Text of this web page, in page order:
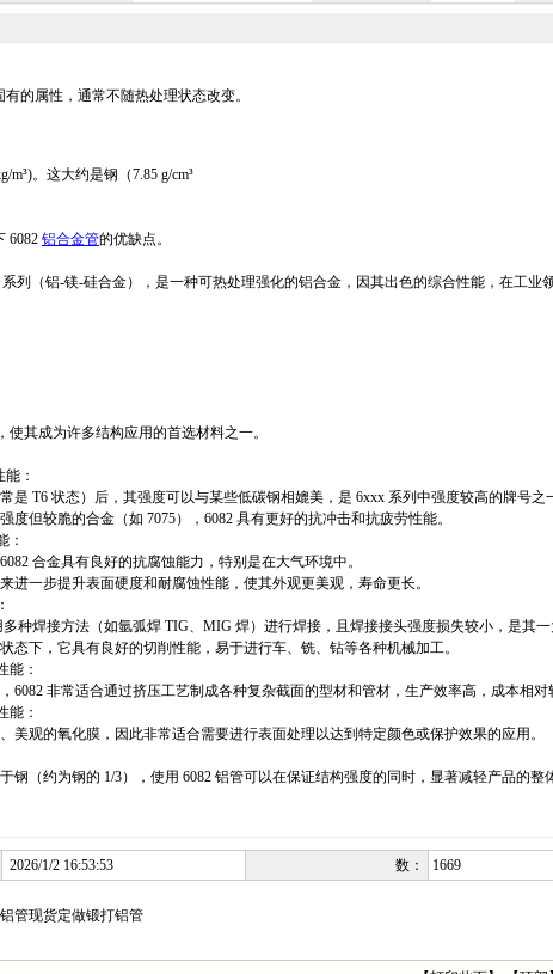
的属性，通常不随热处理状态改变。
m³)。这大约是钢（7.85 g/cm³
6082 铝合金管的优缺点。
列（铝-镁-硅合金），是一种可热处理强化的铝合金，因其出色的综合性能，在工业
使其成为许多结构应用的首选材料之一。
：
是 T6 状态）后，其强度可以与某些低碳钢相媲美，是 6xxx 系列中强度较高的牌号之
度但较脆的合金（如 7075），6082 具有更好的抗冲击和抗疲劳性能。
：
合金具有良好的抗腐蚀能力，特别是在大气环境中。
进一步提升表面硬度和耐腐蚀性能，使其外观更美观，寿命更长。
种焊接方法（如氩弧焊 TIG、MIG 焊）进行焊接，且焊接接头强度损失较小，是其一
态下，它具有良好的切削性能，易于进行车、铣、钻等各种机械加工。
能：
6082 非常适合通过挤压工艺制成各种复杂截面的型材和管材，生产效率高，成本相对
能：
美观的氧化膜，因此非常适合需要进行表面处理以达到特定颜色或保护效果的应用。
钢（约为钢的 1/3），使用 6082 铝管可以在保证结构强度的同时，显著减轻产品的整
2026/1/2 16:53:53 数： 1669
管现货定做锻打铝管